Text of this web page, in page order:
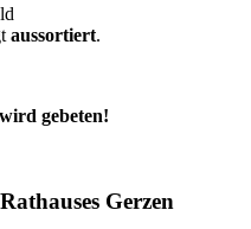
aussortiert.
gebeten!
Gerzen